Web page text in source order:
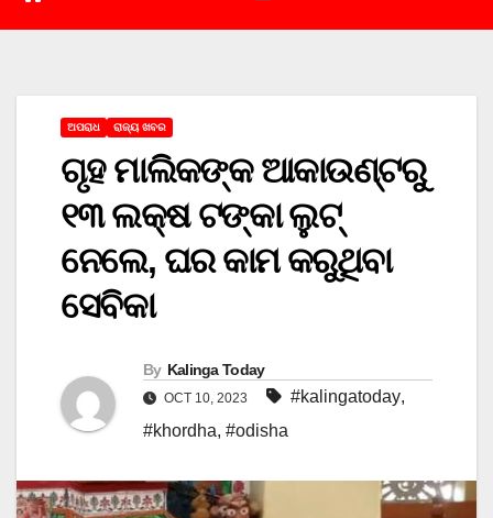
ଅପରାଧ ରାଜ୍ୟ ଖବର
ଗୃହ ମାଲିକଙ୍କ ଆକାଉଣ୍ଟରୁ
୧୩ ଲକ୍ଷ ଟଙ୍କା ଲୁଟ୍
ନେଲେ, ଘର କାମ କରୁଥିବା
ସେବିକା
By Kalinga Today
OCT 10, 2023 #kalingatoday,
#khordha, #odisha